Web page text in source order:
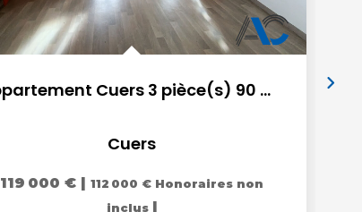
Appartement Cuers 3 pièce(s) 90 m2
Cuers
119 000 € | 112 000 € Honoraires non
inclus |